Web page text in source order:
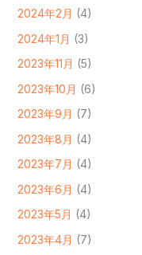
2024年2月 (4)
2024年1月 (3)
2023年11月 (5)
2023年10月 (6)
2023年9月 (7)
2023年8月 (4)
2023年7月 (4)
2023年6月 (4)
2023年5月 (4)
2023年4月 (7)